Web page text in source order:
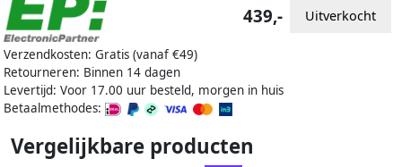
Verzendkosten: Gratis (vanaf €49)
Retourneren: Binnen 14 dagen
Levertijd: Voor 17.00 uur besteld, morgen in huis
Betaalmethodes:
439,- Uitverkocht
Vergelijkbare producten